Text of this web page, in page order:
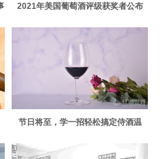
2021年美国葡萄酒评级获奖者公布
节日将至，学一招轻松搞定侍酒温